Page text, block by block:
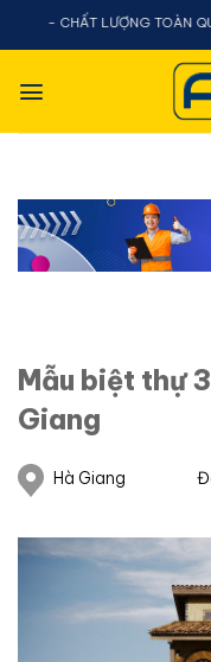
Chuyển
dung
TOÀN QUỐC
Mẫu biệt thự
Giang
Hà Giang